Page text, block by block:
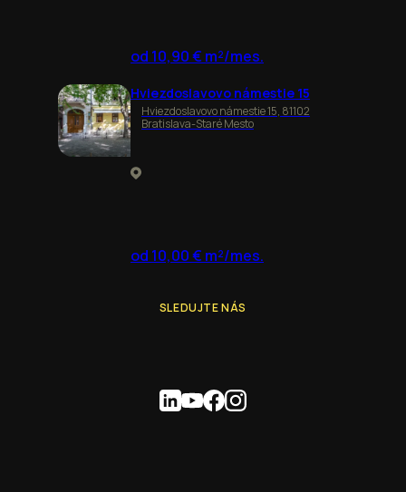
od 10,90 € m²/mes.
Hviezdoslavovo námestie 15
Hviezdoslavovo námestie 15, 81102
Bratislava-Staré Mesto
od 10,00 € m²/mes.
SLEDUJTE NÁS